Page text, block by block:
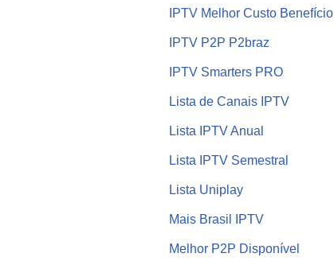
IPTV Melhor Custo Benefício
IPTV P2P P2braz
IPTV Smarters PRO
Lista de Canais IPTV
Lista IPTV Anual
Lista IPTV Semestral
Lista Uniplay
Mais Brasil IPTV
Melhor P2P Disponível